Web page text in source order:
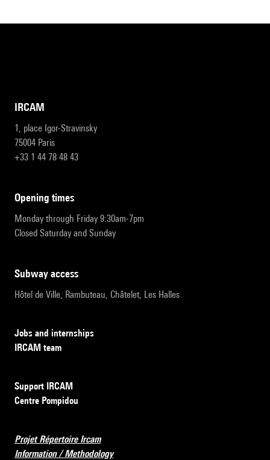
IRCAM
1, place Igor-Stravinsky
75004 Paris
+33 1 44 78 48 43
opening times
Monday through Friday 9:30am-7pm
Closed Saturday and Sunday
subway access
Hôtel de Ville, Rambuteau, Châtelet, Les Halles
Jobs and internships
IRCAM team
Support IRCAM
Centre Pompidou
Projet Répertoire Ircam
Information / Methodology